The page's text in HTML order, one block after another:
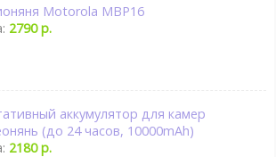
Motorola MBP16
2790 р.
аккумулятор для камер
(до 24 часов, 10000mAh)
2180 р.